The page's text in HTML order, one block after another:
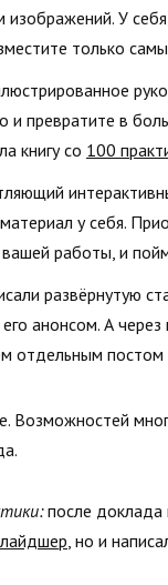
У
только
превратите в
книгу со 100
у себя.
работы, и
развёрнутую
анонсом. А
отдельным
Возможностей
после доклада
, но и